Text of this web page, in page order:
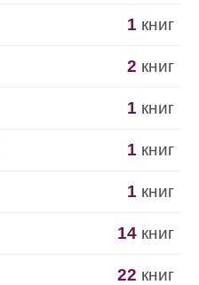
1 книг
2 книг
1 книг
1 книг
1 книг
14 книг
22 книг